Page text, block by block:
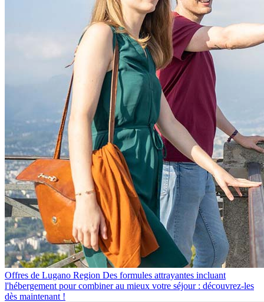
Offres de Lugano Region Des formules attrayantes incluant
l'hébergement pour combiner au mieux votre séjour : découvrez-les
dès maintenant !